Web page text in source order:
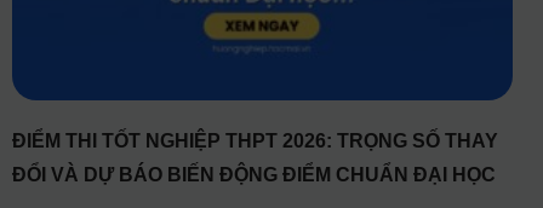
ĐIỂM THI TỐT NGHIỆP THPT 2026: TRỌNG SỐ THAY
ĐỔI VÀ DỰ BÁO BIẾN ĐỘNG ĐIỂM CHUẨN ĐẠI HỌC